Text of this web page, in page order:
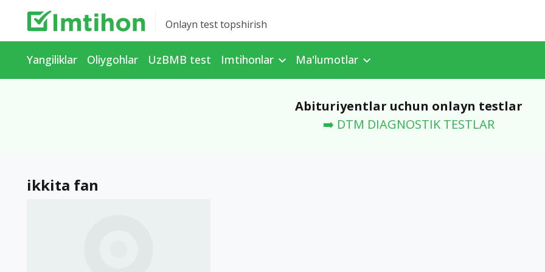
Onlayn test topshirish
Yangiliklar Oliygohlar UzBMB test Imtihonlar Ma'lumotlar
Abituriyentlar uchun onlayn testlar
➡️ DTM DIAGNOSTIK TESTLAR
ikkita fan